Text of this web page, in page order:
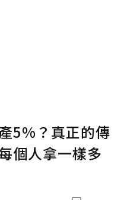
5%？真正的傳
個人拿一樣多